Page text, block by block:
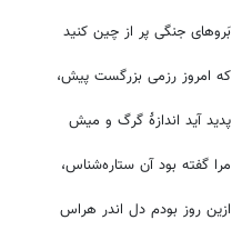
بَروهای جنگی پر از چین کنید
که امروز رزمی بزرگست پیش،
پدید آید اندازۀ گرگ و میش
مرا گفته بود آن ستاره‌شناس،
ازین روز بودم دل اندر هراس